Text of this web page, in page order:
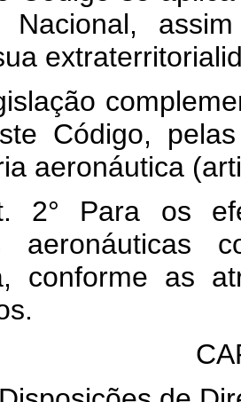
Nacional,
Código,
aeronáutica
2° Para os
aeronáuticas
conforme as